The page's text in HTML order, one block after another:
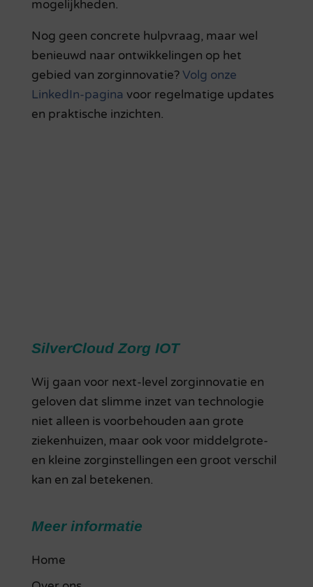
mogelijkheden.
Nog geen concrete hulpvraag, maar wel
benieuwd naar ontwikkelingen op het
gebied van zorginnovatie?Volg onze
LinkedIn-pagina voor regelmatige updates
en praktische inzichten.
SilverCloud Zorg IOT
Wij gaan voor next-level zorginnovatie en
geloven dat slimme inzet van technologie
niet alleen is voorbehouden aan grote
ziekenhuizen, maar ook voor middelgrote-
en kleine zorginstellingen een groot verschil
kan en zal betekenen.
Meer informatie
Home